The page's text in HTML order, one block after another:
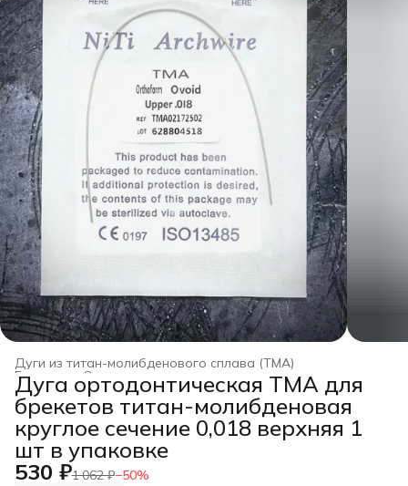
Дуги из титан-молибденового сплава (TMA)
Ортодонтические дуги
Главная
Дуга ортодонтическая TMA для
брекетов титан-молибденовая
круглое сечение 0,018 верхняя 1
шт в упаковке
530 ₽1 062 ₽−50%